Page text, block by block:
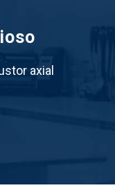
axial